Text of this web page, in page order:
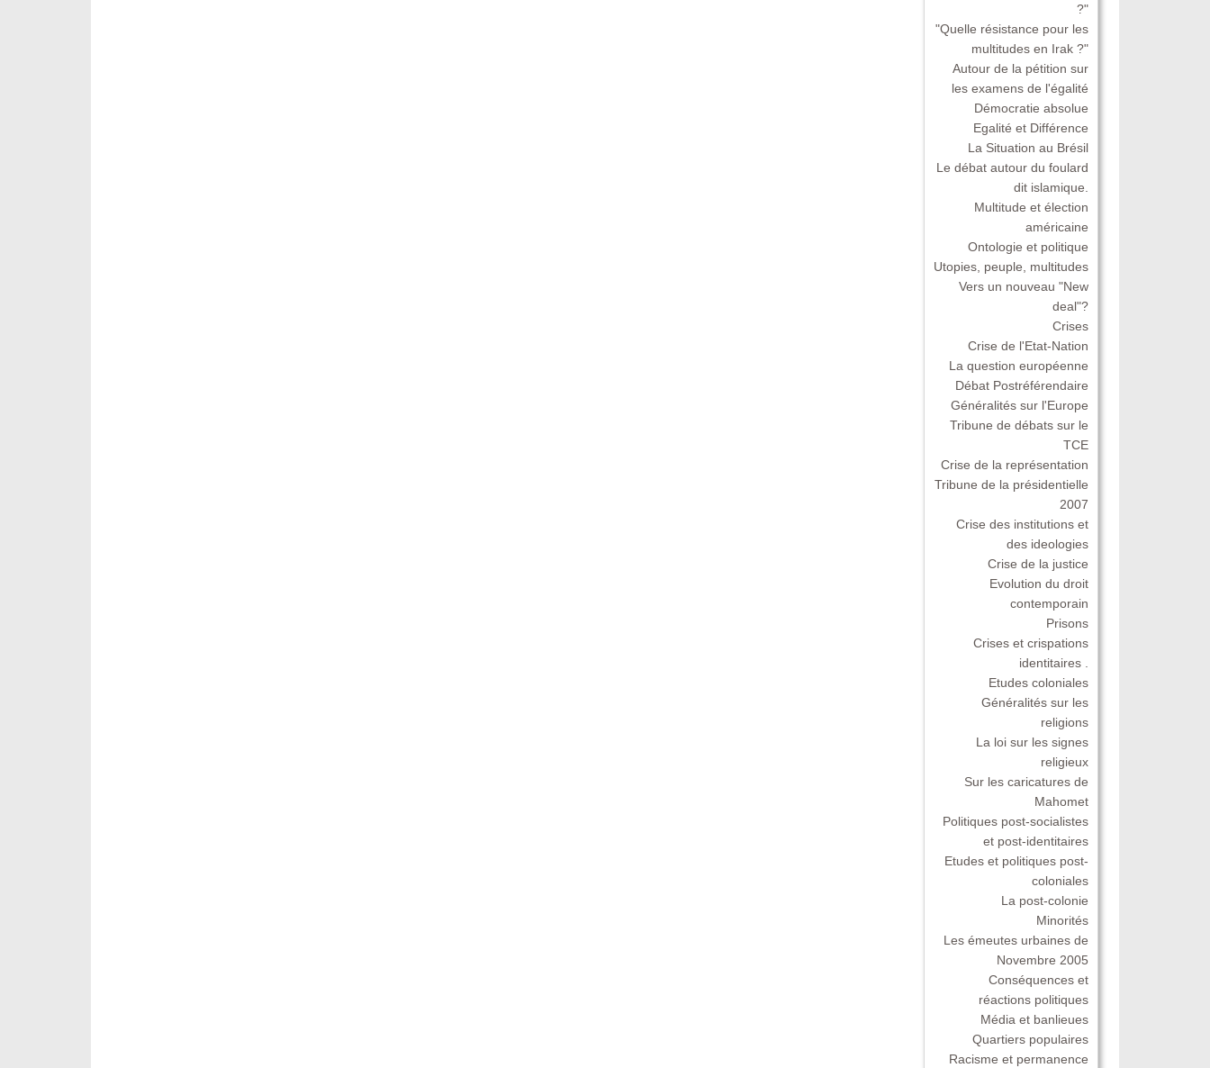
?"
"Quelle résistance pour les
multitudes en Irak ?"
Autour de la pétition sur
les examens de l'égalité
Démocratie absolue
Egalité et Différence
La Situation au Brésil
Le débat autour du foulard
dit islamique.
Multitude et élection
américaine
Ontologie et politique
Utopies, peuple, multitudes
Vers un nouveau "New
deal"?
Crises
Crise de l'Etat-Nation
La question européenne
Débat Postréférendaire
Généralités sur l'Europe
Tribune de débats sur le
TCE
Crise de la représentation
Tribune de la présidentielle
2007
Crise des institutions et
des ideologies
Crise de la justice
Evolution du droit
contemporain
Prisons
Crises et crispations
identitaires .
Etudes coloniales
Généralités sur les
religions
La loi sur les signes
religieux
Sur les caricatures de
Mahomet
Politiques post-socialistes
et post-identitaires
Etudes et politiques post-
coloniales
La post-colonie
Minorités
Les émeutes urbaines de
Novembre 2005
Conséquences et
réactions politiques
Média et banlieues
Quartiers populaires
Racisme et permanence